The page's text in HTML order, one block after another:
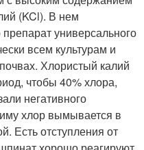
(KCl). В нем
универсального
всем культурам и
Хлористый калий
чтобы 40% хлора,
негативного
хлор вымывается в
Есть отступления от